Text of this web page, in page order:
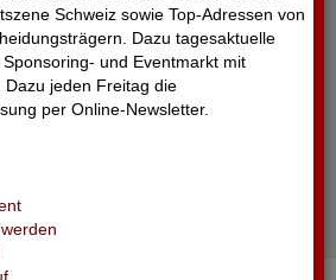
Schweiz sowie Top-Adressen von
Dazu tagesaktuelle
und Eventmarkt mit
Dazu jeden Freitag die
per Online-Newsletter.